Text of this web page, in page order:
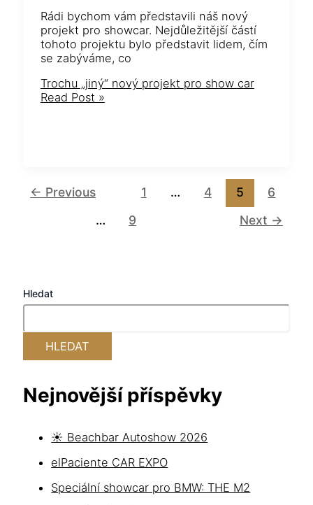
Rádi bychom vám představili náš nový
projekt pro showcar. Nejdůležitější částí
tohoto projektu bylo představit lidem, čím
se zabýváme, co
Trochu „jiný“ nový projekt pro show car
Read Post »
← Previous 1 … 4 5
6
…
9 Next →
Hledat
HLEDAT
Nejnovější příspěvky
☀️ Beachbar Autoshow 2026
elPaciente CAR EXPO
Speciální showcar pro BMW: THE M2